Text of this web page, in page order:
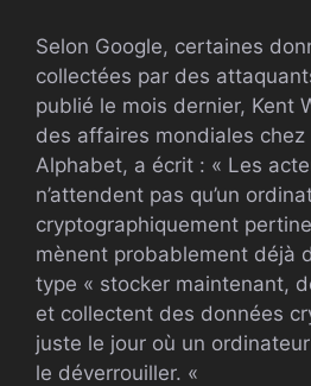
Selon Google, certaines
collectées par des
publié le mois dernier, Kent
des affaires mondiales chez
Alphabet, a écrit : « Les
n’attendent pas qu’un
cryptographiquement
mènent probablement déjà
type « stocker maintenant,
et collectent des données
juste le jour où un
le déverrouiller. «